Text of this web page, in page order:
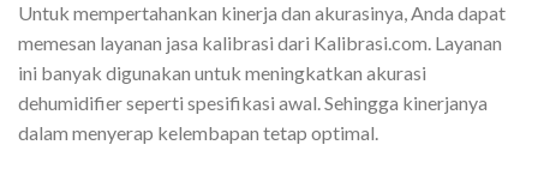
Untuk mempertahankan kinerja dan akurasinya, Anda dapat
memesan layanan jasa kalibrasi dari Kalibrasi.com. Layanan
ini banyak digunakan untuk meningkatkan akurasi
dehumidifier seperti spesifikasi awal. Sehingga kinerjanya
dalam menyerap kelembapan tetap optimal.